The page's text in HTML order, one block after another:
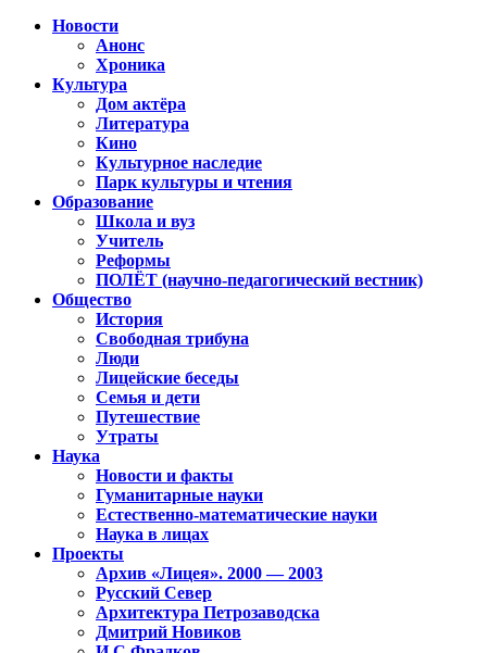
Новости
Анонс
Хроника
Культура
Дом актёра
Литература
Кино
Культурное наследие
Парк культуры и чтения
Образование
Школа и вуз
Учитель
Реформы
ПОЛЁТ (научно-педагогический вестник)
Общество
История
Свободная трибуна
Люди
Лицейские беседы
Семья и дети
Путешествие
Утраты
Наука
Новости и факты
Гуманитарные науки
Естественно-математические науки
Наука в лицах
Проекты
Архив «Лицея». 2000 — 2003
Русский Север
Архитектура Петрозаводска
Дмитрий Новиков